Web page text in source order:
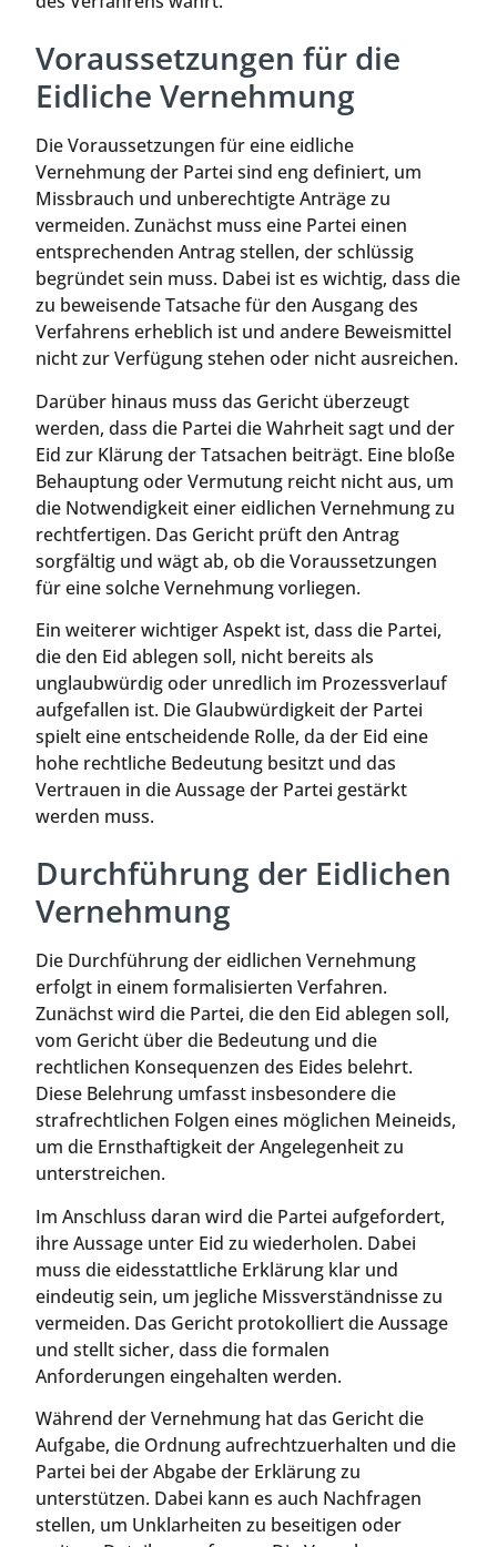
Voraussetzungen für die
Eidliche Vernehmung
Die Voraussetzungen für eine eidliche
Vernehmung der Partei sind eng definiert, um
Missbrauch und unberechtigte Anträge zu
vermeiden. Zunächst muss eine Partei einen
entsprechenden Antrag stellen, der schlüssig
begründet sein muss. Dabei ist es wichtig, dass die
zu beweisende Tatsache für den Ausgang des
Verfahrens erheblich ist und andere Beweismittel
nicht zur Verfügung stehen oder nicht ausreichen.
Darüber hinaus muss das Gericht überzeugt
werden, dass die Partei die Wahrheit sagt und der
Eid zur Klärung der Tatsachen beiträgt. Eine bloße
Behauptung oder Vermutung reicht nicht aus, um
die Notwendigkeit einer eidlichen Vernehmung zu
rechtfertigen. Das Gericht prüft den Antrag
sorgfältig und wägt ab, ob die Voraussetzungen
für eine solche Vernehmung vorliegen.
Ein weiterer wichtiger Aspekt ist, dass die Partei,
die den Eid ablegen soll, nicht bereits als
unglaubwürdig oder unredlich im Prozessverlauf
aufgefallen ist. Die Glaubwürdigkeit der Partei
spielt eine entscheidende Rolle, da der Eid eine
hohe rechtliche Bedeutung besitzt und das
Vertrauen in die Aussage der Partei gestärkt
werden muss.
Durchführung der Eidlichen
Vernehmung
Die Durchführung der eidlichen Vernehmung
erfolgt in einem formalisierten Verfahren.
Zunächst wird die Partei, die den Eid ablegen soll,
vom Gericht über die Bedeutung und die
rechtlichen Konsequenzen des Eides belehrt.
Diese Belehrung umfasst insbesondere die
strafrechtlichen Folgen eines möglichen Meineids,
um die Ernsthaftigkeit der Angelegenheit zu
unterstreichen.
Im Anschluss daran wird die Partei aufgefordert,
ihre Aussage unter Eid zu wiederholen. Dabei
muss die eidesstattliche Erklärung klar und
eindeutig sein, um jegliche Missverständnisse zu
vermeiden. Das Gericht protokolliert die Aussage
und stellt sicher, dass die formalen
Anforderungen eingehalten werden.
Während der Vernehmung hat das Gericht die
Aufgabe, die Ordnung aufrechtzuerhalten und die
Partei bei der Abgabe der Erklärung zu
unterstützen. Dabei kann es auch Nachfragen
stellen, um Unklarheiten zu beseitigen oder